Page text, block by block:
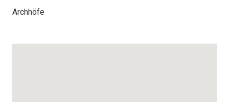
Archhöfe